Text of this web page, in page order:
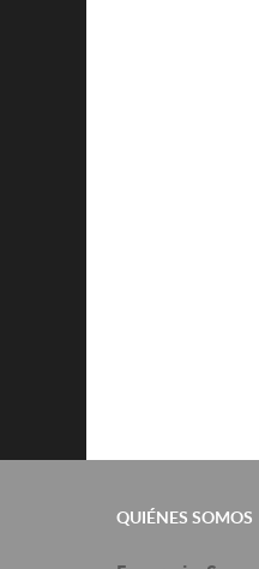
QUIÉNES SOMOS